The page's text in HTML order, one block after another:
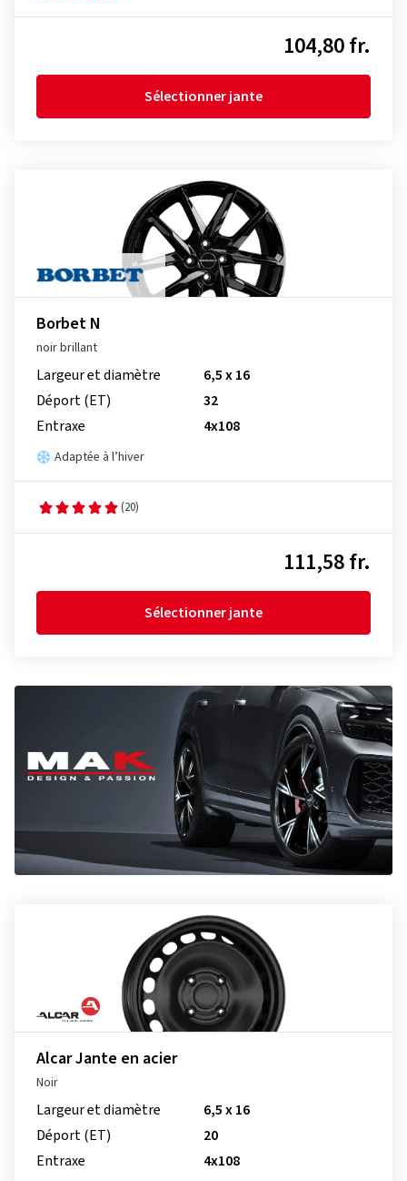
104,80 fr.
Sélectionner jante
Borbet N
noir brillant
Largeur et diamètre
6,5 x 16
Déport (ET)
32
Entraxe
4x108
Adaptée à l’hiver
(20)
111,58 fr.
Sélectionner jante
Alcar Jante en acier
Noir
Largeur et diamètre
6,5 x 16
Déport (ET)
20
Entraxe
4x108